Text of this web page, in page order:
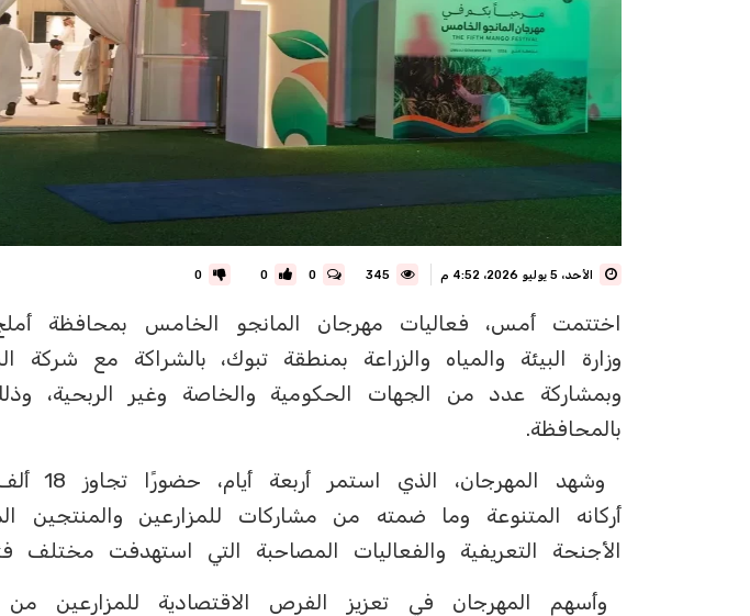
الأحد، 5 يوليو 2026، 4:52 م 0
0
0
اختتمت أمس، فعاليات مهرجان المانجو الخامس بمحافظة
وزارة البيئة والمياه والزراعة بمنطقة تبوك، بالشراكة مع شركة
وبمشاركة عدد من الجهات الحكومية والخاصة وغير الربحية،
بالمحافظة.
وشهد
أركانه المتنوعة وما ضمته من مشاركات للمزارعين والمنتجين
الأجنحة التعريفية والفعاليات المصاحبة التي استهدفت مختلف